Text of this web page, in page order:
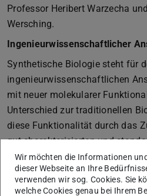
Professor Heribert Warzecha
Wersching.
Ingenieurwissenschaftlicher
Synthetische Biologie steht für
ingenieurwissenschaftlichen
mit neuer molekularer
Unterschied zur traditionellen
diese Funktionalität durch das
gut charakterisierten und
auf molekularer Ebene. Dabei
Molekularbiologie, zum Beispiel
CRISPR. Gleichzeitig gibt es
Wir möchten die Informationen
dieser Webseite an Ihre
verwenden wir sog. Cookies. Sie
welche Cookies genau bei Ihrem